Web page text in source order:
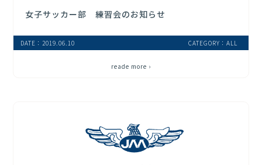
女子サッカー部 練習会のお知らせ
DATE：2019.06.10 CATEGORY：ALL
reade more ›